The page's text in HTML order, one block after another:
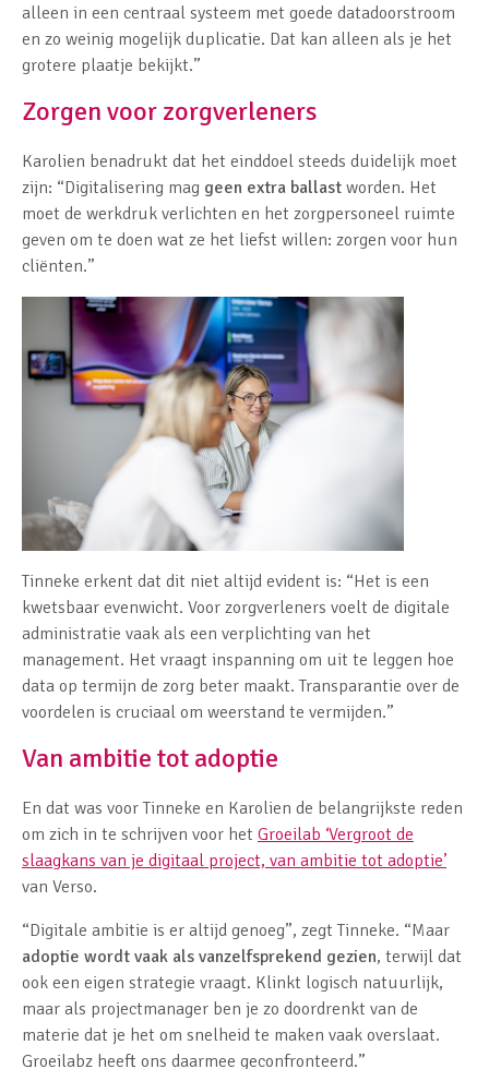
alleen in een centraal systeem met goede datadoorstroom
en zo weinig mogelijk duplicatie. Dat kan alleen als je het
grotere plaatje bekijkt.”
Zorgen voor zorgverleners
Karolien benadrukt dat het einddoel steeds duidelijk moet
zijn: “Digitalisering mag geen extra ballast worden. Het
moet de werkdruk verlichten en het zorgpersoneel ruimte
geven om te doen wat ze het liefst willen: zorgen voor hun
cliënten.”
Tinneke erkent dat dit niet altijd evident is: “Het is een
kwetsbaar evenwicht. Voor zorgverleners voelt de digitale
administratie vaak als een verplichting van het
management. Het vraagt inspanning om uit te leggen hoe
data op termijn de zorg beter maakt. Transparantie over de
voordelen is cruciaal om weerstand te vermijden.”
Van ambitie tot adoptie
En dat was voor Tinneke en Karolien de belangrijkste reden
om zich in te schrijven voor het Groeilab ‘Vergroot de
slaagkans van je digitaal project, van ambitie tot adoptie’
van Verso.
“Digitale ambitie is er altijd genoeg”, zegt Tinneke. “Maar
adoptie wordt vaak als vanzelfsprekend gezien, terwijl dat
ook een eigen strategie vraagt. Klinkt logisch natuurlijk,
maar als projectmanager ben je zo doordrenkt van de
materie dat je het om snelheid te maken vaak overslaat.
Groeilabz heeft ons daarmee geconfronteerd.”